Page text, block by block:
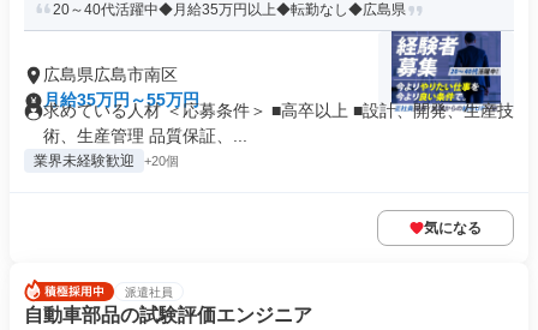
20～40代活躍中◆月給35万円以上◆転勤なし◆広島県
広島県広島市南区
月給35万円～55万円
求めている人材 ＜応募条件＞ ■高卒以上 ■設計、開発、生産技
術、生産管理 品質保証、...
業界未経験歓迎 +20個
気になる
派遣社員
自動車部品の試験評価エンジニア